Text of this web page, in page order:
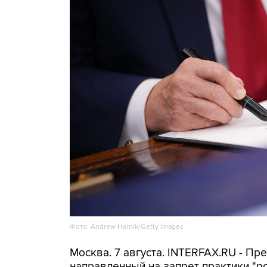
Фото: Andrew Harnik/Getty Images
Москва. 7 августа. INTERFAX.RU -